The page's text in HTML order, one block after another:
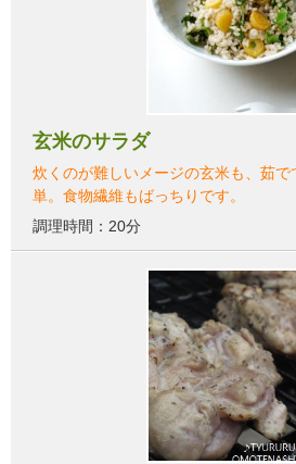
玄米のサラダ
炊くのが難しいメージの玄米も、茹で
単。食物繊維もばっちりです。
調理時間：20分